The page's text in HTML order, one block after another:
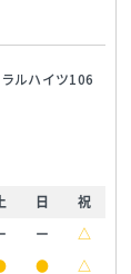
ルハイツ106
日 祝
ー △
● △